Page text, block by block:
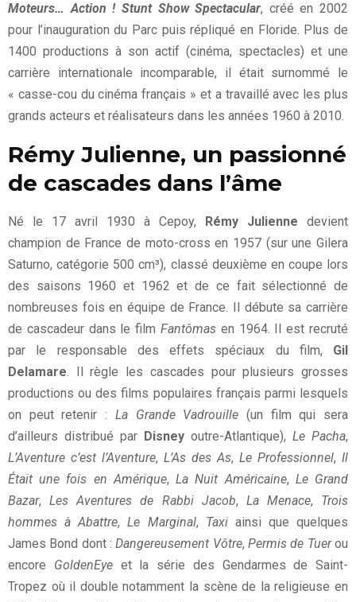
Moteurs… Action ! Stunt Show Spectacular, créé en 2002
pour l’inauguration du Parc puis répliqué en Floride. Plus de
1400 productions à son actif (cinéma, spectacles) et une
carrière internationale incomparable, il était surnommé le
« casse-cou du cinéma français » et a travaillé avec les plus
grands acteurs et réalisateurs dans les années 1960 à 2010.
Rémy Julienne, un passionné
de cascades dans l’âme
Né le 17 avril 1930 à Cepoy, Rémy Julienne devient
champion de France de moto-cross en 1957 (sur une Gilera
Saturno, catégorie 500 cm³), classé deuxième en coupe lors
des saisons 1960 et 1962 et de ce fait sélectionné de
nombreuses fois en équipe de France. Il débute sa carrière
de cascadeur dans le film Fantômas en 1964. Il est recruté
par le responsable des effets spéciaux du film, Gil
Delamare. Il règle les cascades pour plusieurs grosses
productions ou des films populaires français parmi lesquels
on peut retenir : La Grande Vadrouille (un film qui sera
d’ailleurs distribué par Disney outre-Atlantique), Le Pacha,
L’Aventure c’est l’Aventure, L’As des As, Le Professionnel, Il
Était une fois en Amérique,La Nuit Américaine, Le Grand
Bazar,Les Aventures de Rabbi Jacob, La Menace, Trois
hommes à Abattre,Le Marginal, Taxiainsi que quelques
James Bond dont :Dangereusement Vôtre,Permis de Tuerou
encore GoldenEyeet la série des Gendarmes de Saint-
Tropez où il double notamment la scène de la religieuse en